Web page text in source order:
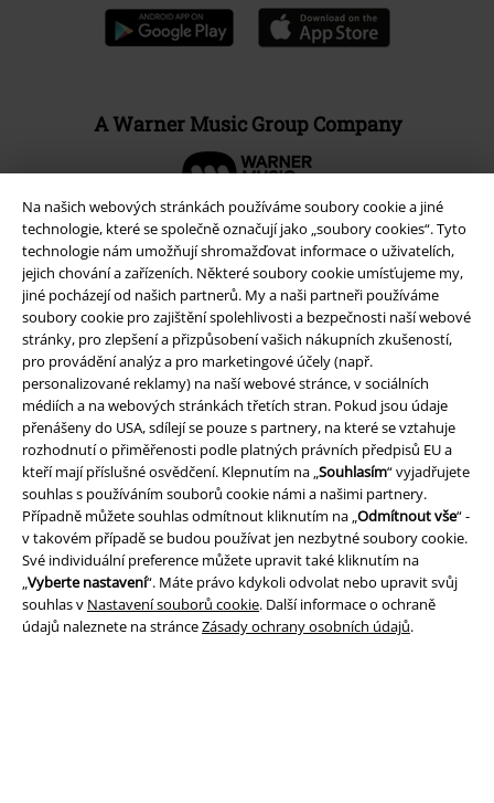
Na našich webových stránkách používáme soubory cookie a jiné
technologie, které se společně označují jako „soubory cookies“. Tyto
technologie nám umožňují shromažďovat informace o uživatelích,
jejich chování a zařízeních. Některé soubory cookie umísťujeme my,
jiné pocházejí od našich partnerů. My a naši partneři používáme
soubory cookie pro zajištění spolehlivosti a bezpečnosti naší webové
stránky, pro zlepšení a přizpůsobení vašich nákupních zkušeností,
pro provádění analýz a pro marketingové účely (např.
personalizované reklamy) na naší webové stránce, v sociálních
médiích a na webových stránkách třetích stran. Pokud jsou údaje
přenášeny do USA, sdílejí se pouze s partnery, na které se vztahuje
rozhodnutí o přiměřenosti podle platných právních předpisů EU a
kteří mají příslušné osvědčení. Klepnutím na „Souhlasím“ vyjadřujete
souhlas s používáním souborů cookie námi a našimi partnery.
Případně můžete souhlas odmítnout kliknutím na „Odmítnout vše“ -
v takovém případě se budou používat jen nezbytné soubory cookie.
Své individuální preference můžete upravit také kliknutím na
„Vyberte nastavení“. Máte právo kdykoli odvolat nebo upravit svůj
souhlas v Nastavení souborů cookie. Další informace o ochraně
údajů naleznete na stránceZásady ochrany osobních údajů.
A Warner Music Group Company
Právní informace
Podmínky
Prohlášení
Ochrana osobních údajů
Likvidace odpadu a ochrana životního prostředí